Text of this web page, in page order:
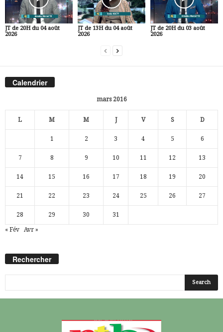
JT de 20H du 04 août
2026
JT de 13H du 04 août
2026
JT de 20H du 03 août
2026
Calendrier
mars 2016
L M M J V S D
1 2 3 4 5 6
7 8 9 10 11 12 13
14 15 16 17 18 19 20
21 22 23 24 25 26 27
28 29 30 31
« Fév Avr »
Rechercher